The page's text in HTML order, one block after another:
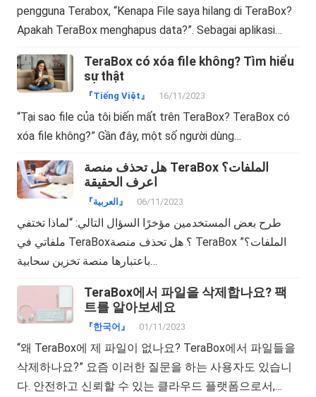
pengguna Terabox, “Kenapa File saya hilang di TeraBox?
Apakah TeraBox menghapus data?”. Sebagai aplikasi…
TeraBox có xóa file không? Tìm hiểu
sự thật
『Tiếng Việt』 16/11/2023
“Tại sao file của tôi biến mất trên TeraBox? TeraBox có
xóa file không?” Gần đây, một số người dùng…
هل تحذف منصة TeraBox الملفات؟
اعرف الحقيقة
『العربية』 06/11/2023
طرح بعض المستخدمين مؤخرًا السؤال التالي: “لماذا تختفي
ملفاتي في TeraBox؟ هل تحذف منصة TeraBox الملفات؟”
باعتبارها منصة تخزين سحابية…
TeraBox에서 파일을 삭제합나요? 팩
트를 알아보세요
『한국어』 01/11/2023
“왜 TeraBox에 제 파일이 없나요? TeraBox에서 파일들을
삭제하나요?” 요즘 이러한 질문을 하는 사용자도 있습니
다. 안전하고 신뢰할 수 있는 클라우드 플랫폼으로서,…